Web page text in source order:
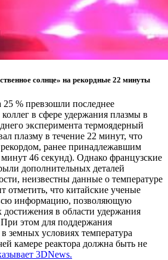
солнце» на рекордные 22 минуты
% превзошли последнее
в сфере удержания плазмы в
эксперимента термоядерный
плазму в течение 22 минут, что
ранее принадлежавшим
46 секунд). Однако французские
дополнительных деталей
неизвестны данные о температуре
отметить, что китайские ученые
информацию, позволяющую
достижения в области удержания
этом для поддержания
земных условиях температура
камере реактора должна быть не
3DNews.